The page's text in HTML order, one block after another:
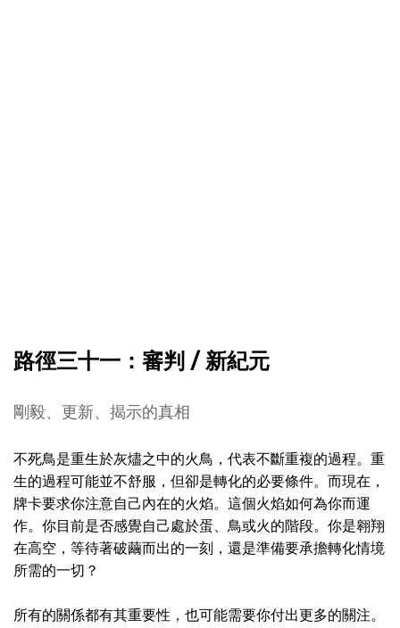
路徑三十一：審判 / 新紀元
剛毅、更新、揭示的真相
不死鳥是重生於灰燼之中的火鳥，代表不斷重複的過程。重
生的過程可能並不舒服，但卻是轉化的必要條件。而現在，
牌卡要求你注意自己內在的火焰。這個火焰如何為你而運
作。你目前是否感覺自己處於蛋、鳥或火的階段。你是翱翔
在高空，等待著破繭而出的一刻，還是準備要承擔轉化情境
所需的一切？
所有的關係都有其重要性，也可能需要你付出更多的關注。